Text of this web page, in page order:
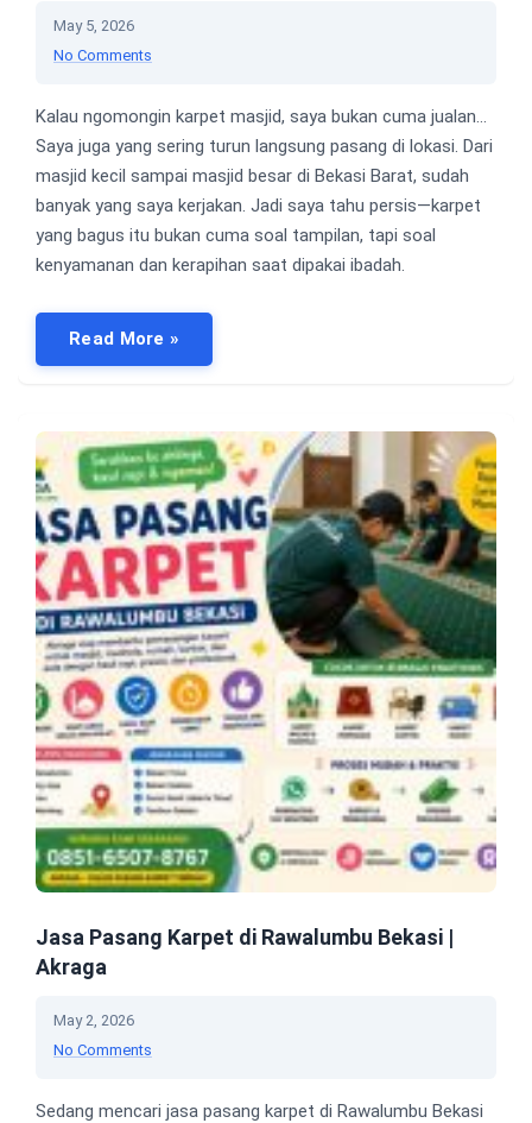
May 5, 2026
No Comments
Kalau ngomongin karpet masjid, saya bukan cuma jualan…
Saya juga yang sering turun langsung pasang di lokasi. Dari
masjid kecil sampai masjid besar di Bekasi Barat, sudah
banyak yang saya kerjakan. Jadi saya tahu persis—karpet
yang bagus itu bukan cuma soal tampilan, tapi soal
kenyamanan dan kerapihan saat dipakai ibadah.
Read More »
Jasa Pasang Karpet di Rawalumbu Bekasi |
Akraga
May 2, 2026
No Comments
Sedang mencari jasa pasang karpet di Rawalumbu Bekasi